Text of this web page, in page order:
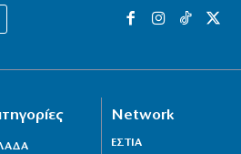
Network
ΕΣΤΙΑ